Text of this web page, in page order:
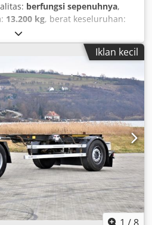
berfungsi sepenuhnya,
13.200 kg, berat keseluruhan:
, panjang ruang muatan:7.150
, tinggi ruang muatan:
9.260 mm, lebar total:
udara, ukuran ban:
80 persen, jarak roda:
4.950
pembuatan:2009
Iklan kecil